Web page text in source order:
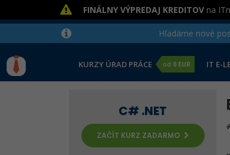
FINÁLNY VÝPREDAJ KREDITOV na
Hľadáme nové
KURZY ÚRAD PRÁCE od 0 EUR IT E-
C# .NET
ZAČÍT KURZ ZADARMO